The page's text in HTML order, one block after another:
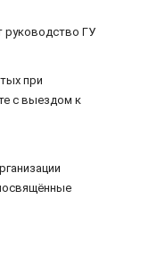
руководство ГУ
при
с выездом к